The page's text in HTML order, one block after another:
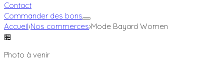
Contact
Commander des bons
Accueil›Nos commerces›Mode Bayard Women
🏪
Photo à venir